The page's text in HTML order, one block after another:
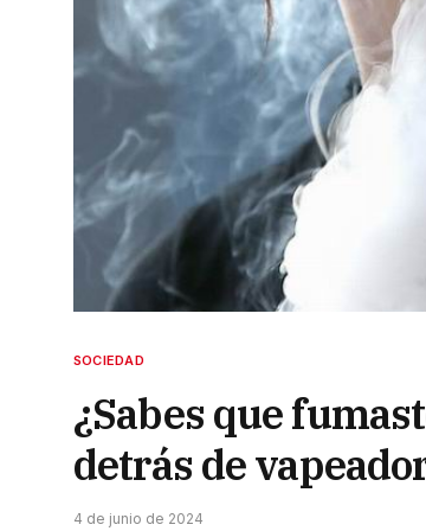
SOCIEDAD
¿Sabes que
detrás de
4 de junio de 2024